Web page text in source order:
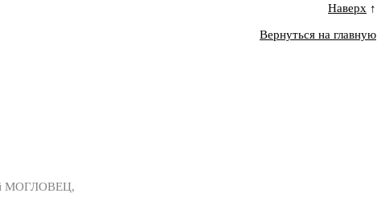
МОГЛОВЕЦ,
Наверх ↑
Вернуться на главную